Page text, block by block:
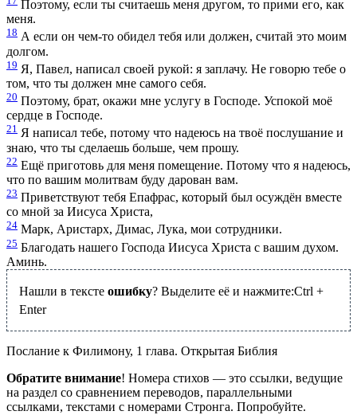
Поэтому, если ты считаешь меня другом, то прими его, как
меня.
18 А если он чем-то обидел тебя или должен, считай это моим
долгом.
19 Я, Павел, написал своей рукой: я заплачу. Не говорю тебе о
том, что ты должен мне самого себя.
20 Поэтому, брат, окажи мне услугу в Господе. Успокой моё
сердце в Господе.
21 Я написал тебе, потому что надеюсь на твоё послушание и
знаю, что ты сделаешь больше, чем прошу.
22 Ещё приготовь для меня помещение. Потому что я надеюсь,
что по вашим молитвам буду дарован вам.
23 Приветствуют тебя Епафрас, который был осуждён вместе
со мной за Иисуса Христа,
24 Марк, Аристарх, Димас, Лука, мои сотрудники.
25 Благодать нашего Господа Иисуса Христа с вашим духом.
Аминь.
Нашли в тексте ошибку? Выделите её и нажмите:Ctrl +
Enter
Послание к Филимону, 1 глава. Открытая Библия
Обратите внимание! Номера стихов — это ссылки, ведущие
на раздел со сравнением переводов, параллельными
ссылками, текстами с номерами Стронга. Попробуйте.